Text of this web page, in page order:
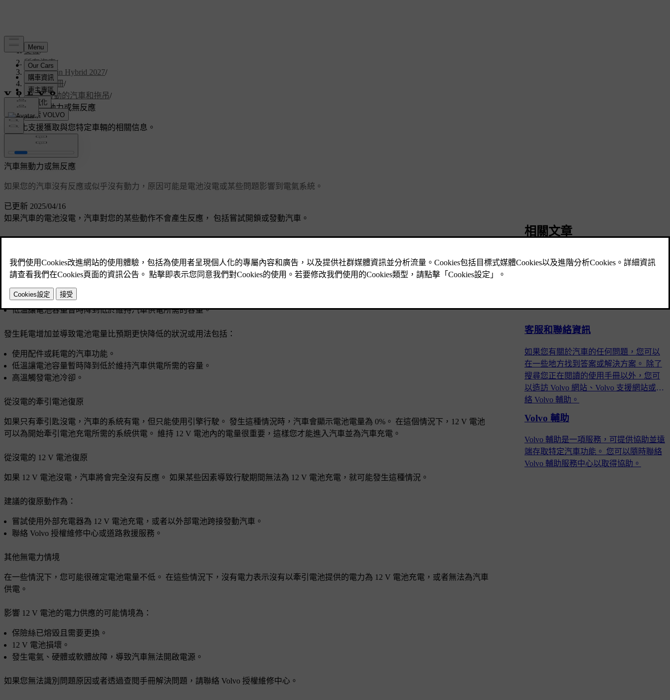
支援/
所有汽車/
V60 Plug-in Hybrid 2027/
使用者手冊/
無法發動的汽車和拖吊/
汽車無動力或無反應
客製化支援獲取與您特定車輛的相關信息。
已更新 2025/04/16
汽車無動力或無反應
如果您的汽車沒有反應或似乎沒有動力，原因可能是電池沒電或某些問題影響到電氣系統。
如果汽車的電池沒電，汽車對您的某些動作不會產生反應， 包括嘗試開鎖或發動汽車。
以下情況可能導致汽車裡面的電池都沒電：
汽車進入低電池電量後，沒有進行後續處置。 如果沒有插電充電，汽車在停駐時仍會使用少量電力，讓電池電量進一步降低。
汽車長時間沒有充電，讓電池電量降低。
低溫讓電池容量暫時降到低於維持汽車供電所需的容量。
發生耗電增加並導致電池電量比預期更快降低的狀況或用法包括：
使用配件或耗電的汽車功能。
低溫讓電池容量暫時降到低於維持汽車供電所需的容量。
高溫觸發電池冷卻。
從沒電的牽引電池復原
如果只有牽引匙沒電，汽車的系統有電，但只能使用引擎行駛。 發生這種情況時，汽車會顯示電池電量為 0%。 在這個情況下，12 V 電池
可以為開始牽引電池充電所需的系統供電。 維持 12 V 電池內的電量很重要，這樣您才能進入汽車並為汽車充電。
從沒電的 12 V 電池復原
如果 12 V 電池沒電，汽車將會完全沒有反應。 如果某些因素導致行駛期間無法為 12 V 電池充電，就可能發生這種情況。
建議的復原動作為：
嘗試使用外部充電器為 12 V 電池充電，或者以外部電池跨接發動汽車。
聯絡 Volvo 授權維修中心或道路救援服務。
其他無電力情境
在一些情況下，您可能很確定電池電量不低。 在這些情況下，沒有電力表示沒有以牽引電池提供的電力為 12 V 電池充電，或者無法為汽車
供電。
影響 12 V 電池的電力供應的可能情境為：
保險絲已熔毀且需要更換。
12 V 電池損壞。
發生電氣、硬體或軟體故障，導致汽車無法開啟電源。
如果您無法識別問題原因或者透過查閱手冊解決問題，請聯絡 Volvo 授權維修中心。
相關文章
汽車電力系統和電池
客服和聯絡資訊
如果您有關於汽車的任何問題，您可以
在一些地方找到答案或解決方案。 除了
搜尋您正在閱讀的使用手冊以外，您可
以造訪 Volvo 網站、Volvo 支援網站或聯
絡 Volvo 輔助。
Volvo 輔助
Volvo 輔助是一項服務，可提供協助並遠
端存取特定汽車功能。 您可以隨時聯絡
Volvo 輔助服務中心以取得協助。